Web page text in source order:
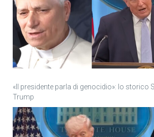
«Il presidente parla di genocidio»: lo storico
Trump